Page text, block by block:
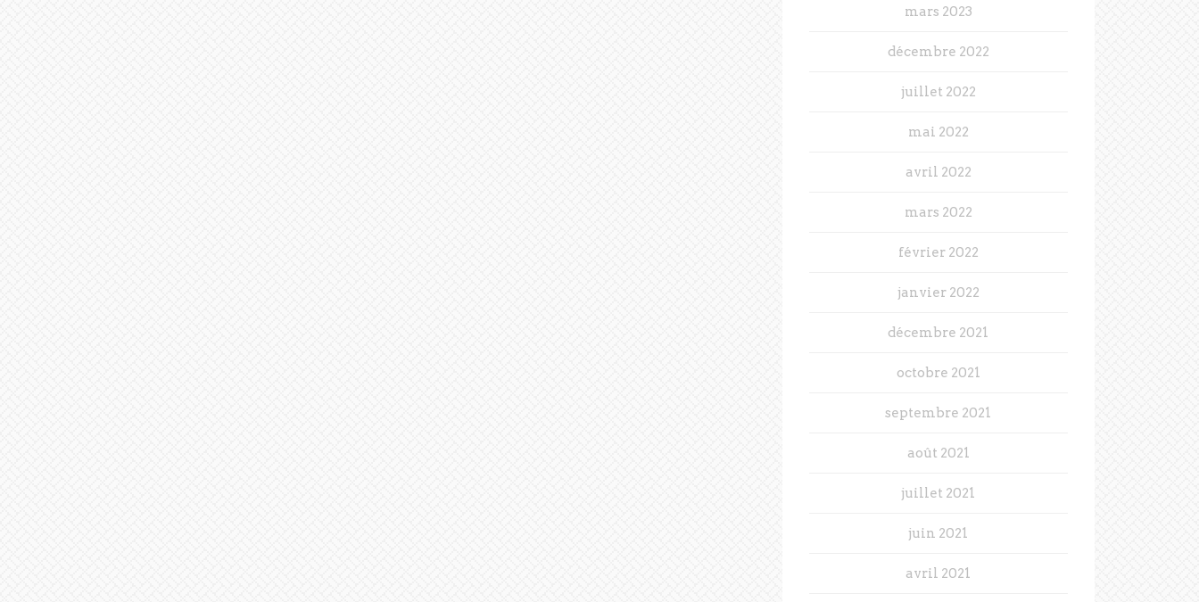
mars 2023
décembre 2022
juillet 2022
mai 2022
avril 2022
mars 2022
février 2022
janvier 2022
décembre 2021
octobre 2021
septembre 2021
août 2021
juillet 2021
juin 2021
avril 2021